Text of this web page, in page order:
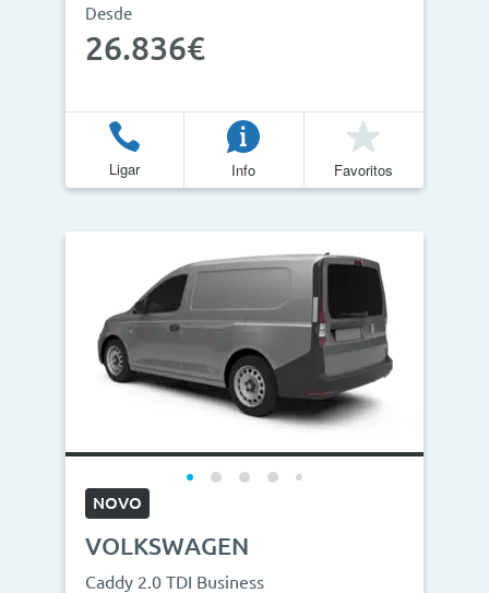
Desde
26.836€
Ligar Info Favoritos
NOVO
VOLKSWAGEN
Caddy 2.0 TDI Business